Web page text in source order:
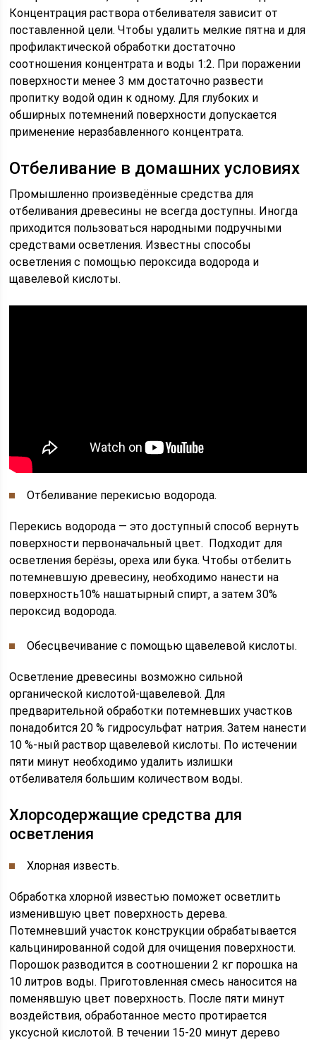
Концентрация раствора отбеливателя зависит от
поставленной цели. Чтобы удалить мелкие пятна и для
профилактической обработки достаточно
соотношения концентрата и воды 1:2. При поражении
поверхности менее 3 мм достаточно развести
пропитку водой один к одному. Для глубоких и
обширных потемнений поверхности допускается
применение неразбавленного концентрата.
Отбеливание в домашних условиях
Промышленно произведённые средства для
отбеливания древесины не всегда доступны. Иногда
приходится пользоваться народными подручными
средствами осветления. Известны способы
осветления с помощью пероксида водорода и
щавелевой кислоты.
Отбеливание перекисью водорода.
Перекись водорода — это доступный способ вернуть
поверхности первоначальный цвет. Подходит для
осветления берёзы, ореха или бука. Чтобы отбелить
потемневшую древесину, необходимо нанести на
поверхность10% нашатырный спирт, а затем 30%
пероксид водорода.
Обесцвечивание с помощью щавелевой кислоты.
Осветление древесины возможно сильной
органической кислотой-щавелевой. Для
предварительной обработки потемневших участков
понадобится 20 % гидросульфат натрия. Затем нанести
10 %-ный раствор щавелевой кислоты. По истечении
пяти минут необходимо удалить излишки
отбеливателя большим количеством воды.
Хлорсодержащие средства для
осветления
Хлорная известь.
Обработка хлорной известью поможет осветлить
изменившую цвет поверхность дерева.
Потемневший участок конструкции обрабатывается
кальцинированной содой для очищения поверхности.
Порошок разводится в соотношении 2 кг порошка на
10 литров воды. Приготовленная смесь наносится на
поменявшую цвет поверхность. После пяти минут
воздействия, обработанное место протирается
уксусной кислотой. В течении 15-20 минут дерево